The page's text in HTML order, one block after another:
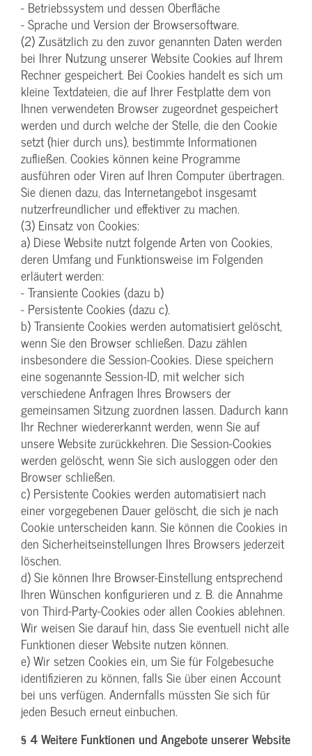
- Betriebssystem und dessen Oberfläche
- Sprache und Version der Browsersoftware.
(2) Zusätzlich zu den zuvor genannten Daten werden
bei Ihrer Nutzung unserer Website Cookies auf Ihrem
Rechner gespeichert. Bei Cookies handelt es sich um
kleine Textdateien, die auf Ihrer Festplatte dem von
Ihnen verwendeten Browser zugeordnet gespeichert
werden und durch welche der Stelle, die den Cookie
setzt (hier durch uns), bestimmte Informationen
zufließen. Cookies können keine Programme
ausführen oder Viren auf Ihren Computer übertragen.
Sie dienen dazu, das Internetangebot insgesamt
nutzerfreundlicher und effektiver zu machen.
(3) Einsatz von Cookies:
a) Diese Website nutzt folgende Arten von Cookies,
deren Umfang und Funktionsweise im Folgenden
erläutert werden:
- Transiente Cookies (dazu b)
- Persistente Cookies (dazu c).
b) Transiente Cookies werden automatisiert gelöscht,
wenn Sie den Browser schließen. Dazu zählen
insbesondere die Session-Cookies. Diese speichern
eine sogenannte Session-ID, mit welcher sich
verschiedene Anfragen Ihres Browsers der
gemeinsamen Sitzung zuordnen lassen. Dadurch kann
Ihr Rechner wiedererkannt werden, wenn Sie auf
unsere Website zurückkehren. Die Session-Cookies
werden gelöscht, wenn Sie sich ausloggen oder den
Browser schließen.
c) Persistente Cookies werden automatisiert nach
einer vorgegebenen Dauer gelöscht, die sich je nach
Cookie unterscheiden kann. Sie können die Cookies in
den Sicherheitseinstellungen Ihres Browsers jederzeit
löschen.
d) Sie können Ihre Browser-Einstellung entsprechend
Ihren Wünschen konfigurieren und z. B. die Annahme
von Third-Party-Cookies oder allen Cookies ablehnen.
Wir weisen Sie darauf hin, dass Sie eventuell nicht alle
Funktionen dieser Website nutzen können.
e) Wir setzen Cookies ein, um Sie für Folgebesuche
identifizieren zu können, falls Sie über einen Account
bei uns verfügen. Andernfalls müssten Sie sich für
jeden Besuch erneut einbuchen.
§ 4 Weitere Funktionen und Angebote unserer Website